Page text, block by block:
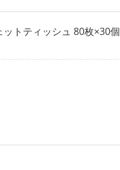
トティッシュ 80枚×30個